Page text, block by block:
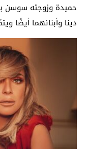
حميدة وزوجته سوسن
دينا وأبنائهما أيضًا